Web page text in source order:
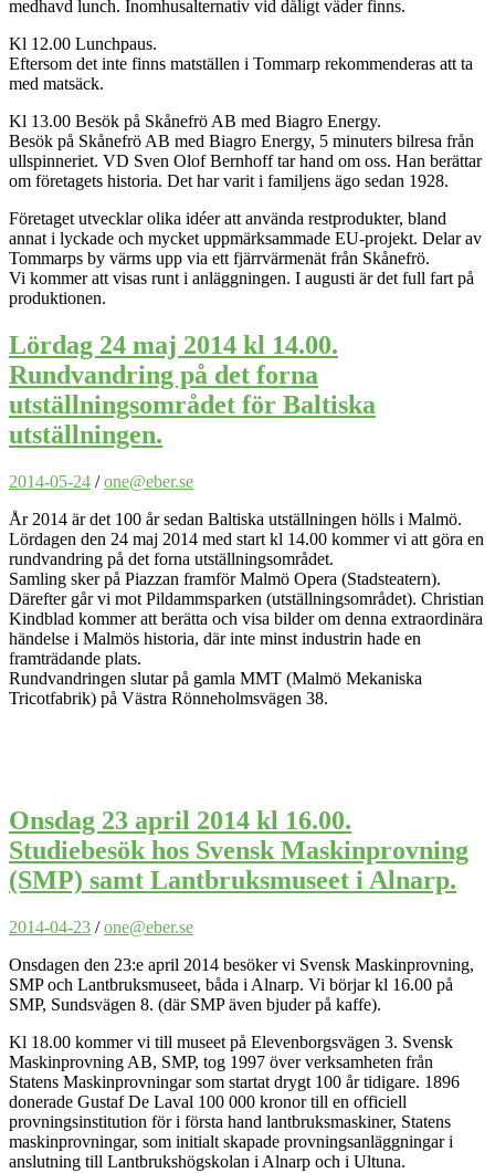
medhavd lunch. Inomhusalternativ vid dåligt väder finns.
Kl 12.00 Lunchpaus.
Eftersom det inte finns matställen i Tommarp rekommenderas att ta
med matsäck.
Kl 13.00 Besök på Skånefrö AB med Biagro Energy.
Besök på Skånefrö AB med Biagro Energy, 5 minuters bilresa från
ullspinneriet. VD Sven Olof Bernhoff tar hand om oss. Han berättar
om företagets historia. Det har varit i familjens ägo sedan 1928.
Företaget utvecklar olika idéer att använda restprodukter, bland
annat i lyckade och mycket uppmärksammade EU-projekt. Delar av
Tommarps by värms upp via ett fjärrvärmenät från Skånefrö.
Vi kommer att visas runt i anläggningen. I augusti är det full fart på
produktionen.
Lördag 24 maj 2014 kl 14.00.
Rundvandring på det forna
utställningsområdet för Baltiska
utställningen.
2014-05-24 /one@eber.se
År 2014 är det 100 år sedan Baltiska utställningen hölls i Malmö.
Lördagen den 24 maj 2014 med start kl 14.00 kommer vi att göra en
rundvandring på det forna utställningsområdet.
Samling sker på Piazzan framför Malmö Opera (Stadsteatern).
Därefter går vi mot Pildammsparken (utställningsområdet). Christian
Kindblad kommer att berätta och visa bilder om denna extraordinära
händelse i Malmös historia, där inte minst industrin hade en
framträdande plats.
Rundvandringen slutar på gamla MMT (Malmö Mekaniska
Tricotfabrik) på Västra Rönneholmsvägen 38.
Onsdag 23 april 2014 kl 16.00.
Studiebesök hos Svensk Maskinprovning
(SMP) samt Lantbruksmuseet i Alnarp.
2014-04-23 /one@eber.se
Onsdagen den 23:e april 2014 besöker vi Svensk Maskinprovning,
SMP och Lantbruksmuseet, båda i Alnarp. Vi börjar kl 16.00 på
SMP, Sundsvägen 8. (där SMP även bjuder på kaffe).
Kl 18.00 kommer vi till museet på Elevenborgsvägen 3. Svensk
Maskinprovning AB, SMP, tog 1997 över verksamheten från
Statens Maskinprovningar som startat drygt 100 år tidigare. 1896
donerade Gustaf De Laval 100 000 kronor till en officiell
provningsinstitution för i första hand lantbruksmaskiner, Statens
maskinprovningar, som initialt skapade provningsanläggningar i
anslutning till Lantbrukshögskolan i Alnarp och i Ultuna.